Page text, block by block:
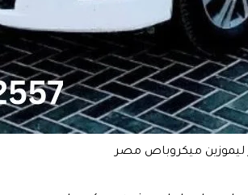
ليموزين ميكروباص مصر